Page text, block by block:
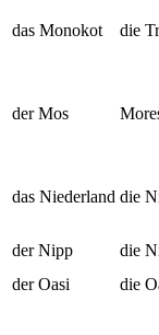
das Monokot die
der Mos
das Niederland die
der Nipp
die
der Oasi
die